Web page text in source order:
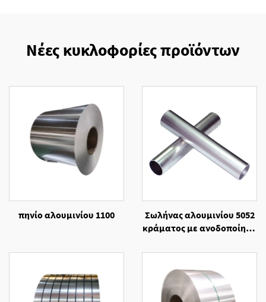
Νέες κυκλοφορίες προϊόντων
πηνίο αλουμινίου 1100
Σωλήνας αλουμινίου 5052
κράματος με ανοδοποίηση
παραγγελίας